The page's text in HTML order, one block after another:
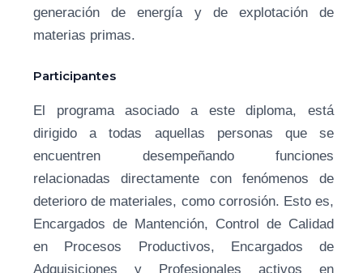
generación de energía y de explotación de
materias primas.
Participantes
El programa asociado a este diploma, está
dirigido a todas aquellas personas que se
encuentren desempeñando funciones
relacionadas directamente con fenómenos de
deterioro de materiales, como corrosión. Esto es,
Encargados de Mantención, Control de Calidad
en Procesos Productivos, Encargados de
Adquisiciones y Profesionales activos en